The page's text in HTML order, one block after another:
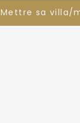
Mettre sa villa/